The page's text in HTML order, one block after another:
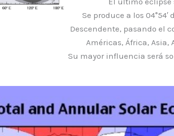
Se produce a los 04°54′
Descendente, pasando el
Américas, África, Asia,
Su mayor influencia será